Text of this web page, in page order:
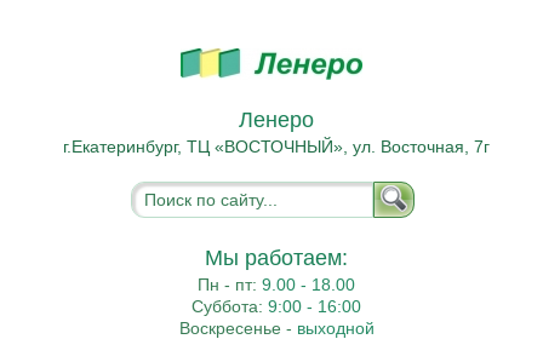
Ленеро
г.Екатеринбург, ТЦ «ВОСТОЧНЫЙ», ул. Восточная, 7г
Мы работаем:
Пн - пт:9.00 - 18.00
Суббота:9:00 - 16:00
Воскресенье - выходной